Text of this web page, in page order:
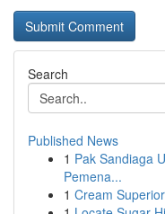
Search
Published News
1 Pak Sandiaga
Pemena...
1 Cream